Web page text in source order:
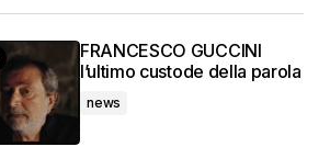
FRANCESCO GUCCINI
l’ultimo custode della parola
news